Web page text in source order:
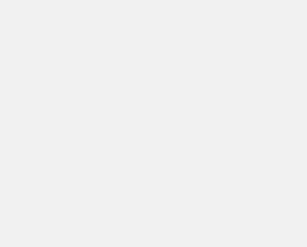
الكتابات
وأشكال
المصقولة
اليونسكو